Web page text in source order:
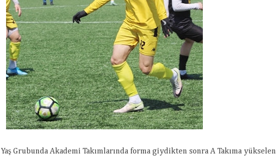
Grubunda Akademi Takımlarında forma giydikten sonra A Takıma yükselen